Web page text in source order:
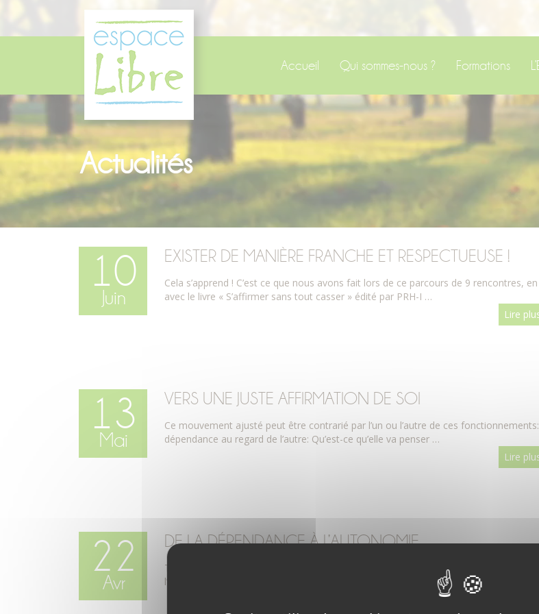
Accueil Qui sommes-nous ? Formations
Actualités
10
Juin
EXISTER DE MANIÈRE FRANCHE ET RESPECTUEUSE !
Cela s’apprend ! C’est ce que nous avons fait lors de ce parcours de 9 rencontres,
avec le livre « S’affirmer sans tout casser » édité par PRH-I …
Lire
13
Mai
VERS UNE JUSTE AFFIRMATION DE SOI
Ce mouvement ajusté peut être contrarié par l’un ou l’autre de ces
dépendance au regard de l’autre: Qu’est-ce qu’elle va penser …
Lire
22
Avr
DE LA DÉPENDANCE À L’AUTONOMIE …
Tout un chemin, avec pour repère cet équilibre nécessaire entre l’authenticité et
l’adaptation ! – L’authenticité, c’est oser être soi, se respecter, …